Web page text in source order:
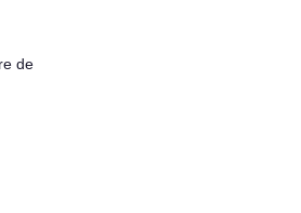
de